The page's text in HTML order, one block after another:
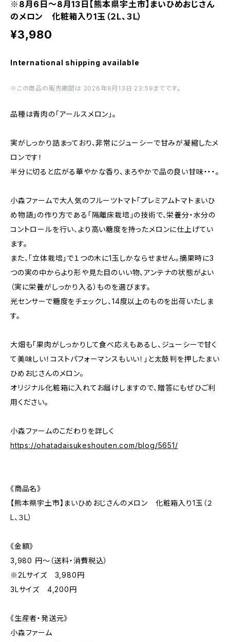
※8月6日～8月13日【熊本県宇土市】まいひめおじさん
のメロン 化粧箱入り1玉（２L、３L）
¥3,980
International shipping available
※この商品の販売期間は 2026年8月13日 23:59までです。
品種は青肉の「アールスメロン」。
実がしっかり詰まっており、非常にジューシーで甘みが凝縮したメ
ロンです！
半分に切ると広がる華やかな香り、まろやかで品の良い甘味・・・。
小森ファームで大人気のフルーツトマト「プレミアムトマトまいひ
め物語」の作り方である「隔離床栽培」の技術で、栄養分・水分の
コントロールを行い、より高い糖度を持ったメロンに仕上げてい
ます。
また、「立体栽培」で１つの木に1玉しかならせません。摘果時に3
つの実の中からより形や見た目のいい物、アンテナの状態がよい
（実に栄養がしっかり入る）ものを選びます。
光センサーで糖度をチェックし、14度以上のものを出荷いたしま
す。
大畑も「果肉がしっかりして食べ応えもあるし、ジューシーで甘く
て美味しい！コストパフォーマンスもいい！」と太鼓判を押したまい
ひめおじさんのメロン。
オリジナル化粧箱に入れてお届けしますので、贈答にもぜひご利
用ください。
小森ファームのこだわりを詳しく
https://ohatadaisukeshouten.com/blog/5651/
《商品名》
【熊本県宇土市】まいひめおじさんのメロン 化粧箱入り1玉（２
L、３L）
《金額》
3,980 円〜（送料・消費税込）
※2Lサイズ 3,980円
3Lサイズ 4,200円
《生産者・発送元》
小森ファーム